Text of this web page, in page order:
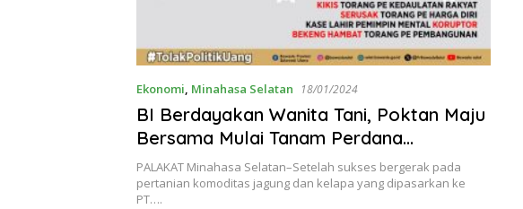
Ekonomi, Minahasa Selatan 18/01/2024
BI Berdayakan Wanita Tani, Poktan Maju
Bersama Mulai Tanam Perdana
Komoditas Cabai Rawit
PALAKAT Minahasa Selatan–Setelah sukses bergerak pada
pertanian komoditas jagung dan kelapa yang dipasarkan ke
PT….